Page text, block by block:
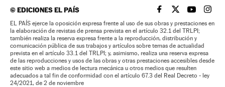
©EDICIONES EL PAÍS EL PAÍS BRASIL EN
EL PAÍSEL PAÍS
EL
EL PAÍS ejerce la oposición expresa frente al uso de sus obras y prestaciones en
la elaboración de revistas de prensa prevista en el artículo 32.1 del TRLPI;
también realiza la reserva expresa frente a la reproducción, distribución y
comunicación pública de sus trabajos y artículos sobre temas de actualidad
prevista en el artículo 33.1 del TRLPI; y, asimismo, realiza una reserva expresa
de las reproducciones y usos de las obras y otras prestaciones accesibles desde
este sitio web a medios de lectura mecánica u otros medios que resulten
adecuados a tal fin de conformidad con el artículo 67.3 del Real Decreto - ley
24/2021, de 2 de noviembre